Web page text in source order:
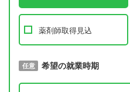
薬剤師取得見込
必須 取得予定年
任意 希望の就業時期